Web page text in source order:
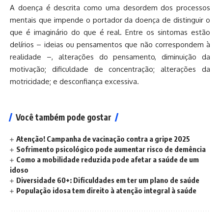
A doença é descrita como uma desordem dos processos
mentais que impende o portador da doença de distinguir o
que é imaginário do que é real. Entre os sintomas estão
delírios – ideias ou pensamentos que não correspondem à
realidade –, alterações do pensamento, diminuição da
motivação; dificuldade de concentração; alterações da
motricidade; e desconfiança excessiva.
Você também pode gostar
Atenção! Campanha de vacinação contra a gripe 2025
Sofrimento psicológico pode aumentar risco de demência
Como a mobilidade reduzida pode afetar a saúde de um
idoso
Diversidade 60+: Dificuldades em ter um plano de saúde
População idosa tem direito à atenção integral à saúde